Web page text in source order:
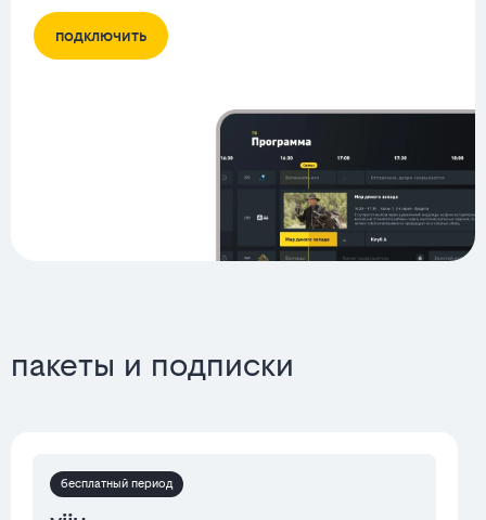
подключить
пакеты и подписки
бесплатный период